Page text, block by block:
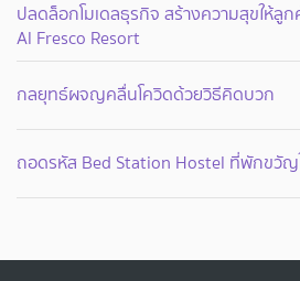
ปลดล็อกโมเดลธุรกิจ สร้างความสุขให้ลูก
Al Fresco Resort
กลยุทธ์ผจญคลื่นโควิดด้วยวิธีคิดบวก
ถอดรหัส Bed Station Hostel ที่พักขวัญ